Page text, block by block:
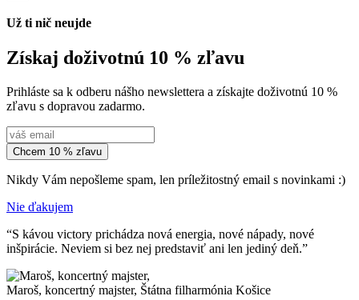
Už ti nič neujde
Získaj doživotnú 10 % zľavu
Prihláste sa k odberu nášho newslettera a získajte doživotnú 10 %
zľavu s dopravou zadarmo.
Chcem 10 % zľavu
Nikdy Vám nepošleme spam, len príležitostný email s novinkami :)
Nie ďakujem
“S kávou victory prichádza nová energia, nové nápady, nové
inšpirácie. Neviem si bez nej predstaviť ani len jediný deň.”
Maroš, koncertný majster, Štátna filharmónia Košice